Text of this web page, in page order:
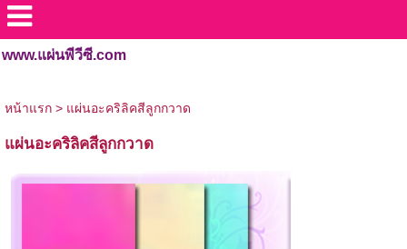
www.แผ่นพีวีซี.com
หน้าแรก> แผ่นอะคริลิคสีลูกกวาด
แผ่นอะคริลิคสีลูกกวาด